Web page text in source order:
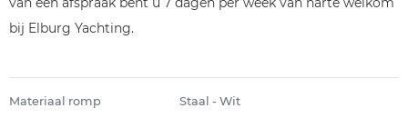
bij Elburg Yachting.
Materiaal romp
Staal - Wit